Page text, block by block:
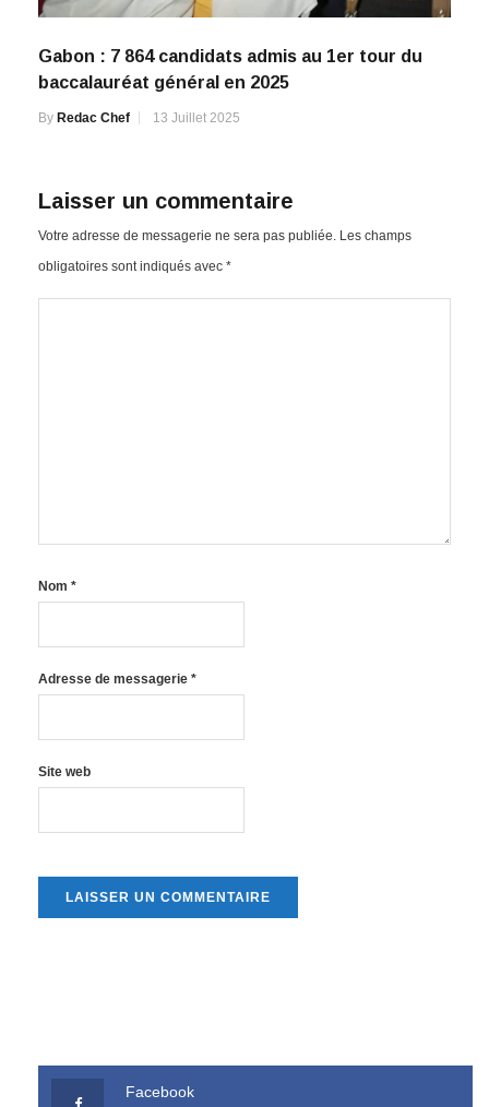
Gabon : 7 864 candidats admis au 1er tour du
baccalauréat général en 2025
By Redac Chef 13 Juillet 2025
Laisser un commentaire
Votre adresse de messagerie ne sera pas publiée. Les champs
obligatoires sont indiqués avec *
Nom *
Adresse de messagerie *
Site web
Facebook